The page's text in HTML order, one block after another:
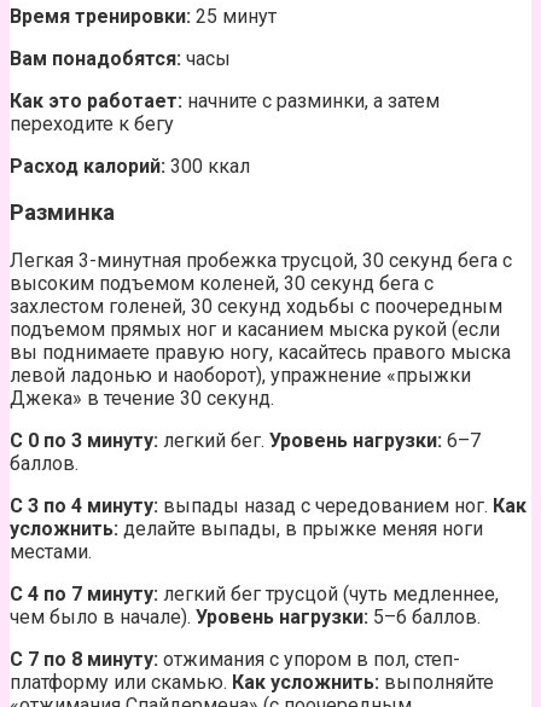
Время тренировки: 25 минут
Вам понадобятся: часы
Как это работает: начните с разминки, а затем
переходите к бегу
Расход калорий: 300 ккал
Разминка
Легкая 3-минутная пробежка трусцой, 30 секунд бега с
высоким подъемом коленей, 30 секунд бега с
захлестом голеней, 30 секунд ходьбы с поочередным
подъемом прямых ног и касанием мыска рукой (если
вы поднимаете правую ногу, касайтесь правого мыска
левой ладонью и наоборот), упражнение «прыжки
Джека» в течение 30 секунд.
С 0 по 3 минуту: легкий бег. Уровень нагрузки: 6–7
баллов.
С 3 по 4 минуту: выпады назад с чередованием ног. Как
усложнить: делайте выпады, в прыжке меняя ноги
местами.
С 4 по 7 минуту: легкий бег трусцой (чуть медленнее,
чем было в начале). Уровень нагрузки: 5–6 баллов.
С 7 по 8 минуту: отжимания с упором в пол, степ-
платформу или скамью. Как усложнить: выполняйте